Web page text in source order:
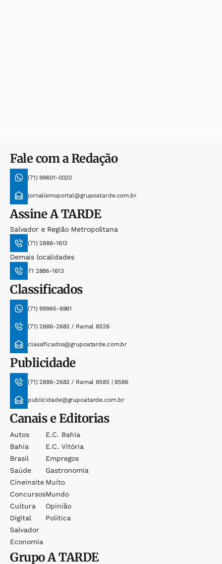
Fale com a Redação
(71) 99601-0020
jornalismoportal@grupoatarde.com.br
AssineA TARDE
Salvador e Região Metropolitana
(71) 2886-1613
Demais localidades
71 2886-1613
Classificados
(71) 99965-8961
(71) 2886-2683 / Ramal 8526
classificados@grupoatarde.com.br
Publicidade
(71) 2886-2683 / Ramal 8585 | 8586
publicidade@grupoatarde.com.br
Canais e Editorias
Autos
Bahia
Brasil
Saúde
Cineinsite
Concursos
Cultura
Digital
Salvador
Economia
E.c. Bahia
E.c. Vitória
Empregos
Gastronomia
Muito
Mundo
Opinião
Política
GrupoA TARDE